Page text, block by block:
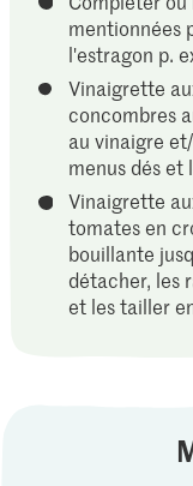
mentionnées
l'estragon p.
Vinaigrette
concombres
au vinaigre
menus dés et
Vinaigrette
tomates en
bouillante
détacher, les
et les tailler